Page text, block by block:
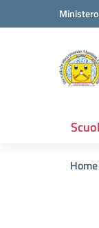
Vai ai contenuti
Vai al menu di
Home